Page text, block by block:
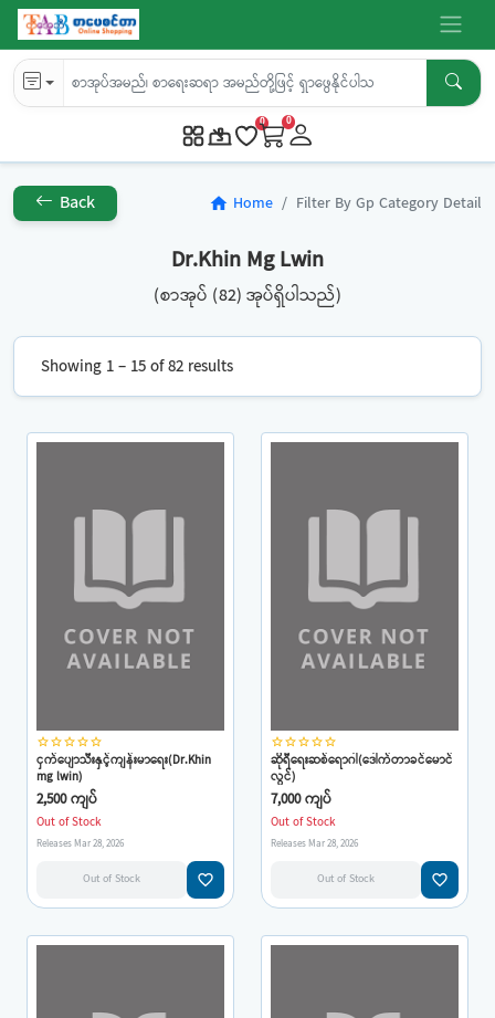
0 0
Back home Home Filter By Gp Category Detail
Dr.Khin Mg Lwin
(စာအုပ် (82) အုပ်ရှိပါသည်)
Showing 1 – 15 of 82 results
star_borderstar_borderstar_borderstar_borderstar_border
ငှက်ပျောသီးနှင့်ကျန်းမာရေး(Dr.Khin
mg lwin)
2,500 ကျပ်
Out of Stock
Releases Mar 28, 2026
Out of Stock favorite_border
star_borderstar_borderstar_borderstar_borderstar_border
ဆိုရီရေးဆစ်ရောဂါ(ဒေါက်တာခင်မောင်
လွင်)
7,000 ကျပ်
Out of Stock
Releases Mar 28, 2026
Out of Stock favorite_border